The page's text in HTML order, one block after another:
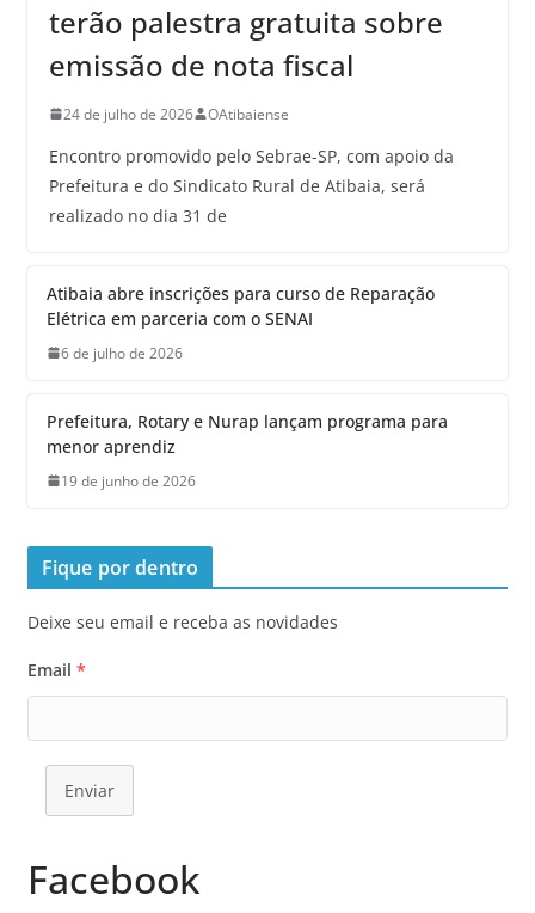
terão palestra gratuita sobre
emissão de nota fiscal
24 de julho de 2026 OAtibaiense
Encontro promovido pelo Sebrae-SP, com apoio da
Prefeitura e do Sindicato Rural de Atibaia, será
realizado no dia 31 de
Atibaia abre inscrições para curso de Reparação
Elétrica em parceria com o SENAI
6 de julho de 2026
Prefeitura, Rotary e Nurap lançam programa para
menor aprendiz
19 de junho de 2026
Fique por dentro
Deixe seu email e receba as novidades
Email *
Enviar
Facebook